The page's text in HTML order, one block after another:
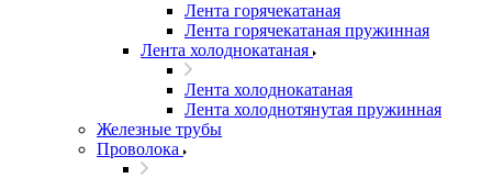
Лента горячекатаная
Лента горячекатаная пружинная
Лента холоднокатаная
Лента холоднокатаная
Лента холоднотянутая пружинная
Железные трубы
Проволока